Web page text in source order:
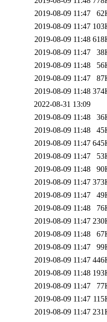
2019-08-09 11:47
2019-08-09 11:47
2019-08-09 11:48
2019-08-09 11:47
2019-08-09 11:48
2019-08-09 11:47
2019-08-09 11:48
2022-08-31 13:09
2019-08-09 11:48
2019-08-09 11:48
2019-08-09 11:47
2019-08-09 11:47
2019-08-09 11:48
2019-08-09 11:47
2019-08-09 11:47
2019-08-09 11:48
2019-08-09 11:47
2019-08-09 11:48
2019-08-09 11:47
2019-08-09 11:47
2019-08-09 11:48
2019-08-09 11:47
2019-08-09 11:47
2019-08-09 11:47